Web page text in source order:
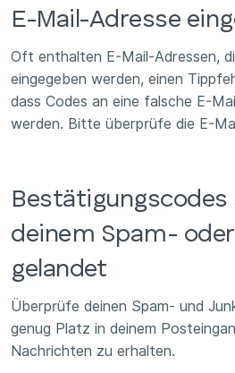
E-Mail-Adresse
Oft enthalten E-Mail-Adressen,
eingegeben werden, einen
dass Codes an eine falsche E-
werden. Bitte überprüfe die E-
Bestätigungscodes
deinem Spam-
gelandet
Überprüfe deinen Spam- und
genug Platz in deinem
Nachrichten zu erhalten.